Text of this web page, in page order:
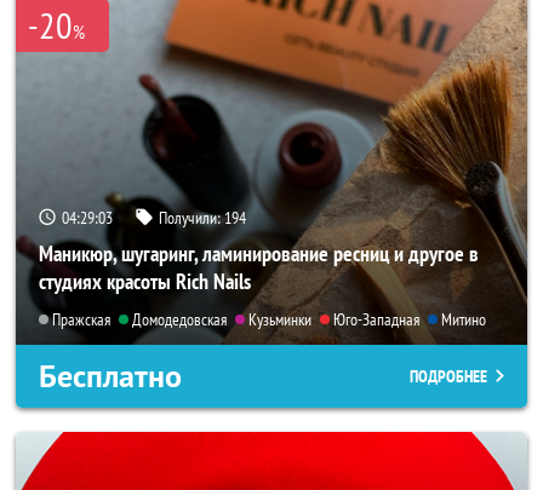
-20%
04:29:02 Получили:194
Маникюр, шугаринг, ламинирование ресниц и другое в
студиях красоты Rich Nails
Пражская Домодедовская Кузьминки Юго-Западная Митино
Бесплатно ПОДРОБНЕЕ